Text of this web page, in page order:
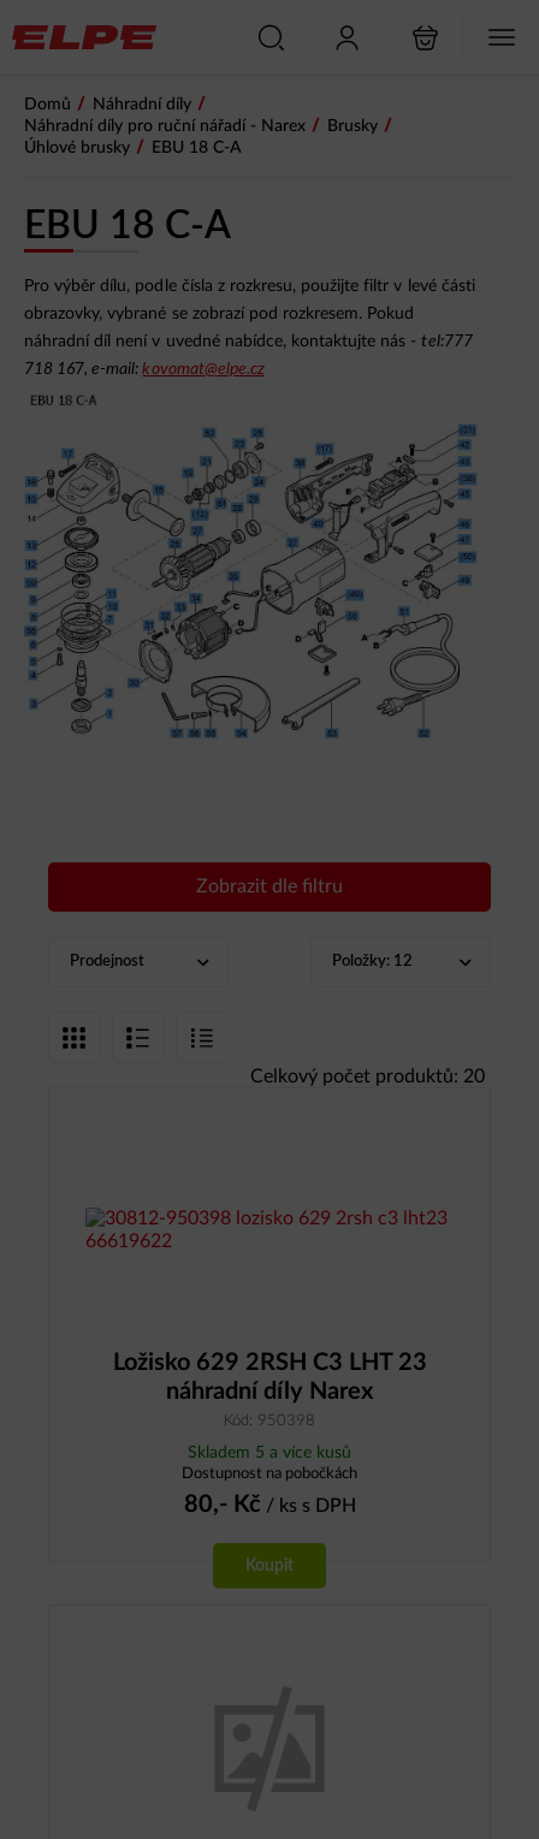
Domů / Náhradní díly /
Náhradní díly pro ruční nářadí - Narex / Brusky /
Úhlové brusky / EBU 18 C-A
EBU 18 C-A
Pro výběr dílu, podle čísla z rozkresu, použijte filtr v levé části
obrazovky, vybrané se zobrazí pod rozkresem. Pokud
náhradní díl není v uvedné nabídce, kontaktujte nás -tel:777
718 167, e-mail:kovomat@elpe.cz
Zobrazit dle filtru
Prodejnost Položky: 12
Celkový počet produktů: 20
Ložisko 629 2RSH C3 LHT 23
náhradní díly Narex
Kód: 950398
Skladem 5 a více kusů
Dostupnost na pobočkách
80,-Kč / ks s DPH
Koupit